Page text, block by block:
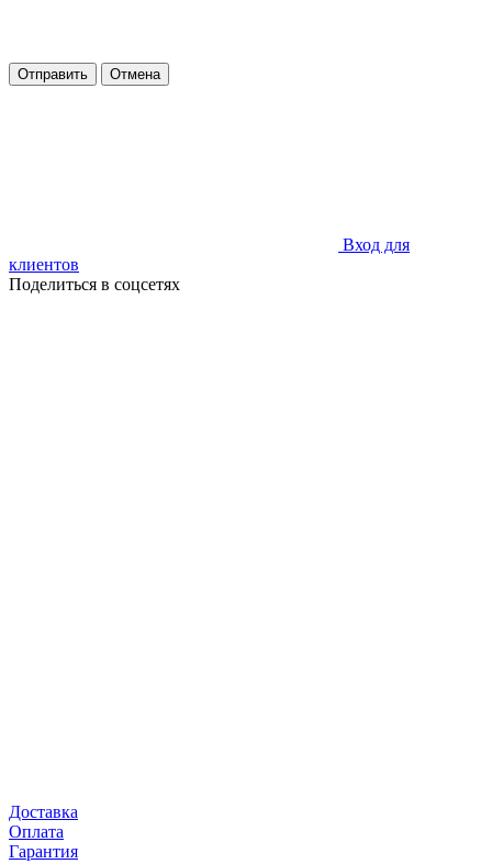
Отправить Отмена
Вход для
клиентов
Поделиться в соцсетях
Доставка
Оплата
Гарантия